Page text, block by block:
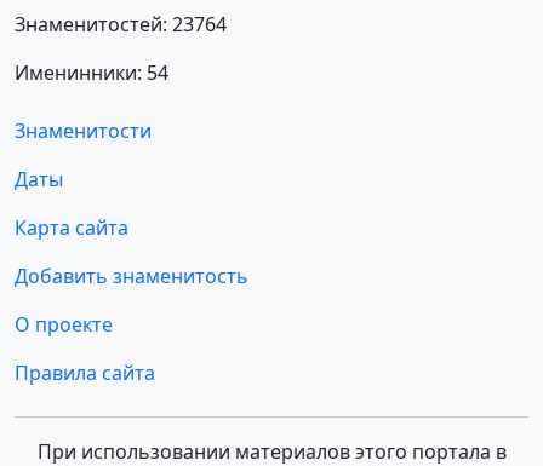
Знаменитостей: 23764
Именинники: 54
Знаменитости
Даты
Карта сайта
Добавить знаменитость
О проекте
Правила сайта
При использовании материалов этого портала в